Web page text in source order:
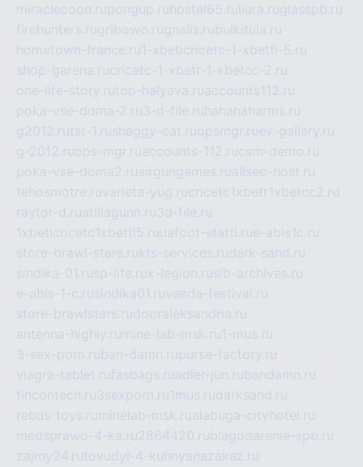
miraclecoon.rupongup.ru hostel65.ru liura.ruglasspb.ru
firehunters.rugribowo.rugnalis.rubulkitula.ru
hometown-france.ru1-xbeticricetc-1-xbetti-5.ru
shop-garena.rucricetc-1-xbetr-1-xbetcc-2.ru
one-life-story.rutop-halyava.ruaccounts112.ru
poka-vse-doma-2.ru3-d-file.ru hahahaharms.ru
g2012.rutst-1.rushaggy-cat.ruopsmgr.ruev-gallery.ru
g-2012.ruops-mgr.ruaccounts-112.rucsm-demo.ru
poka-vse-doma2.ruairgungames.ruallseo-host.ru
tehosmotre.ruvarieta-yug.rucricetc1xbetr1xbetcc2.ru
raytor-d.ruatillagunn.ru3d-file.ru
1xbeticricetc1xbetti5.ruuafoot-statti.rue-abis1c.ru
store-brawl-stars.rukts-services.rudark-sand.ru
sindika-01.rusp-life.rux-legion.rusib-archives.ru
e-abis-1-c.rusindika01.ruvenda-festival.ru
store-brawlstars.rudooraleksandria.ru
antenna-highly.ru mine-lab-msk.ru1-mus.ru
3-sex-porn.ruban-damn.rupurse-factory.ru
viagra-tablet.rufasbags.ruadler-jun.rubandamn.ru
fincontech.ru3sexporn.ru1mus.rudarksand.ru
rebus-toys.ru minelab-msk.rualabuga-cityhotel.ru
medsprawo-4-ka.ru2864420.rublagodarenie-spb.ru
zajmy24.rutovudyi-4-kuhnyanazakaz.ru